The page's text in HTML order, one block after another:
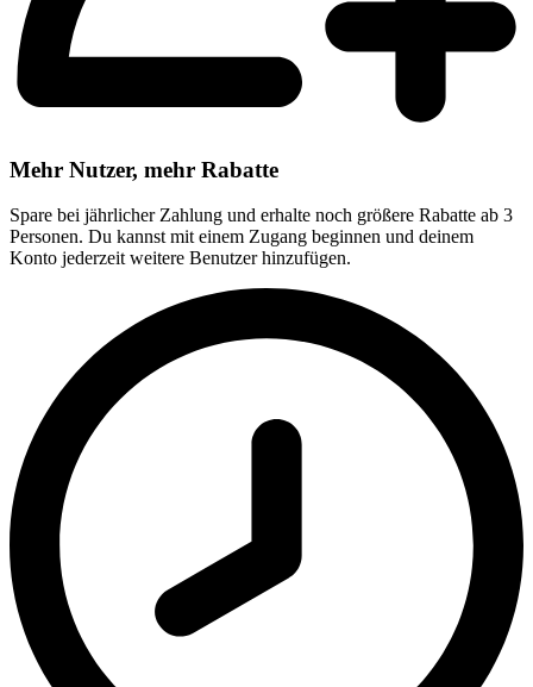
Mehr Nutzer, mehr Rabatte
Spare bei jährlicher Zahlung und erhalte noch größere Rabatte ab 3
Personen. Du kannst mit einem Zugang beginnen und deinem
Konto jederzeit weitere Benutzer hinzufügen.